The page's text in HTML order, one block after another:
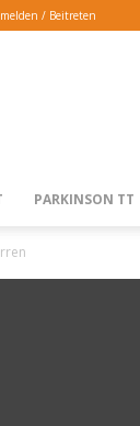
/ Beitreten
PARKINSON TT